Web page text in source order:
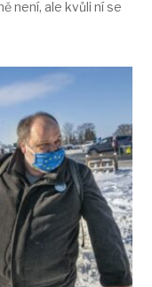
není, ale kvůli ní se